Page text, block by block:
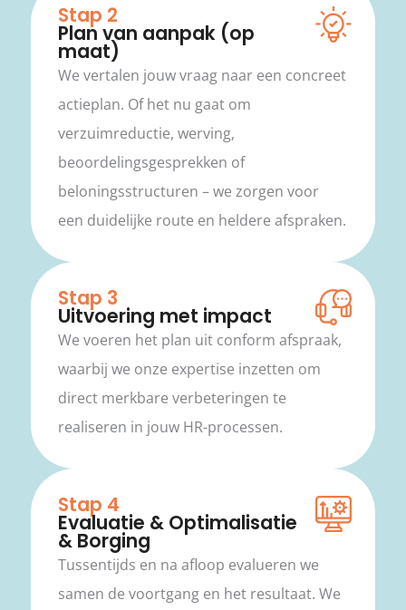
Stap 2
Plan van aanpak (op
maat)
We vertalen jouw vraag naar een concreet
actieplan. Of het nu gaat om
verzuimreductie, werving,
beoordelingsgesprekken of
beloningsstructuren – we zorgen voor
een duidelijke route en heldere afspraken.
Stap 3
Uitvoering met impact
We voeren het plan uit conform afspraak,
waarbij we onze expertise inzetten om
direct merkbare verbeteringen te
realiseren in jouw HR-processen.
Stap 4
Evaluatie & Optimalisatie
& Borging
Tussentijds en na afloop evalueren we
samen de voortgang en het resultaat. We